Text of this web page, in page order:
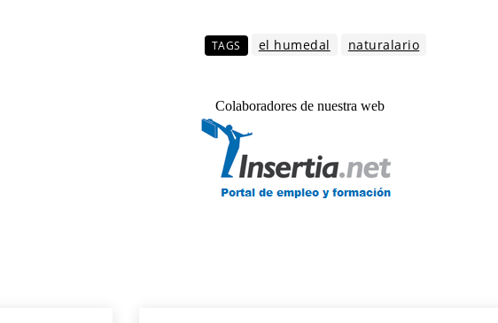
TAGS el humedal naturalario
Colaboradores de nuestra web